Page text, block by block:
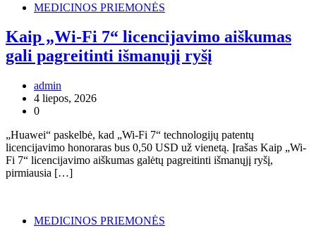
MEDICINOS PRIEMONĖS
Kaip „Wi-Fi 7“ licencijavimo aiškumas
gali pagreitinti išmanųjį ryšį
admin
4 liepos, 2026
0
„Huawei“ paskelbė, kad „Wi-Fi 7“ technologijų patentų
licencijavimo honoraras bus 0,50 USD už vienetą. Įrašas Kaip „Wi-
Fi 7“ licencijavimo aiškumas galėtų pagreitinti išmanųjį ryšį,
pirmiausia […]
MEDICINOS PRIEMONĖS